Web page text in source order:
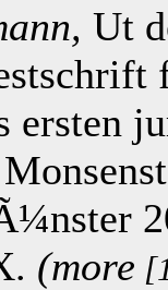
Ut
ersten
(more